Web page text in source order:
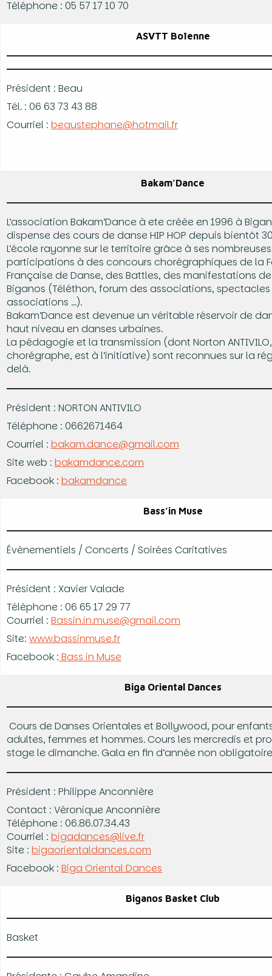
Téléphone : 05 57 17 10 70
ASVTT Boïenne
Président : Beau
Tél. : 06 63 73 43 88
Courriel : beaustephane@hotmail.fr
Bakam’Dance
L’association Bakam’Dance à ete créée en 1996 à
dispense des cours de danse HIP HOP depuis bientôt
L’école rayonne sur le territoire grâce à ses nombreuses
participations à des concours chorégraphiques de la
Française de Danse, des Battles, des manifestations
Biganos (Téléthon, forum des associations,
associations …).
Bakam’Dance est devenue un véritable réservoir de
haut niveau en danses urbaines.
La pédagogie et la transmission (dont Norton
chorégraphe, est à l’initiative) sont reconnues sur la
delà.
Président : NORTON ANTIVILO
Téléphone : 0662671464
Courriel : bakam.dance@gmail.com
Site web : bakamdance.com
Facebook : bakamdance
Bass’in Muse
Évènementiels / Concerts / Soirées Caritatives
Président : Xavier Valade
Téléphone : 06 65 17 29 77
Courriel : Bassin.in.muse@gmail.com
Site: www.bassinmuse.fr
Facebook : Bass in Muse
Biga Oriental Dances
Cours de Danses Orientales et Bollywood, pour
adultes, femmes et hommes. Cours les mercredis et
stage le dimanche. Gala en fin d’année non
Président : Philippe Anconnière
Contact : Véronique Anconnière
Téléphone : 06.86.07.34.43
Courriel : bigadances@live.fr
Site : bigaorientaldances.com
Facebook : Biga Oriental Dances
Biganos Basket Club
Basket